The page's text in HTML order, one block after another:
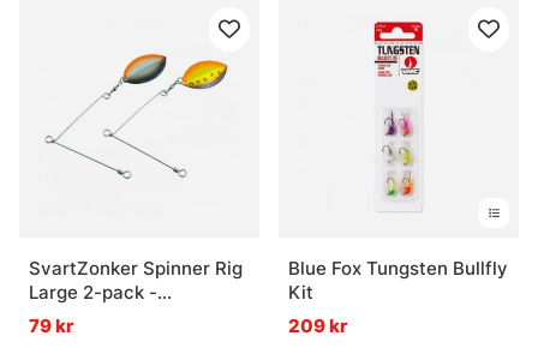
SvartZonker Spinner Rig
Large 2-pack -
Coward/Golden Shiner
79 kr
Blue Fox Tungsten Bullfly
Kit
209 kr